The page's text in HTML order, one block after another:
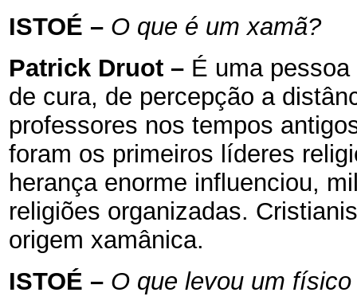
ISTOÉ – O que é um xamã?
Patrick Druot – É uma
de cura, de percepção a
professores nos tempos
foram os primeiros líderes
herança enorme influenciou,
religiões organizadas.
origem xamânica.
ISTOÉ – O que levou um